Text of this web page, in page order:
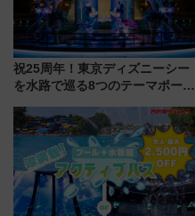
祝25周年！東京ディズニーシー
を水路で巡る8つのテーマポート